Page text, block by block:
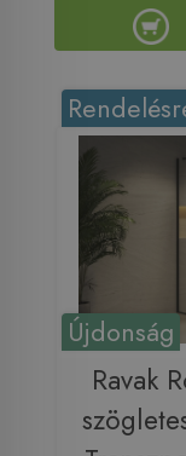
Újdonság
Ravak